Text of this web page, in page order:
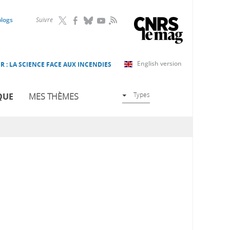
Suivre RSS
English version
: LA SCIENCE FACE AUX INCENDIES
MES THÈMES Types